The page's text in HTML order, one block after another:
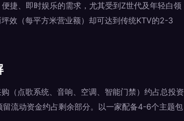
捷、即时娱乐的需求，尤其受到Z世代及年轻白领
效（每平方米营业额）却可达到传统KTV的2-3
（点歌系统、音响、空调、智能门禁）约占总投资
流动资金约占剩余部分。以一家配备4-6个主题包